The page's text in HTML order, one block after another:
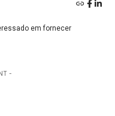
em fornecer
-